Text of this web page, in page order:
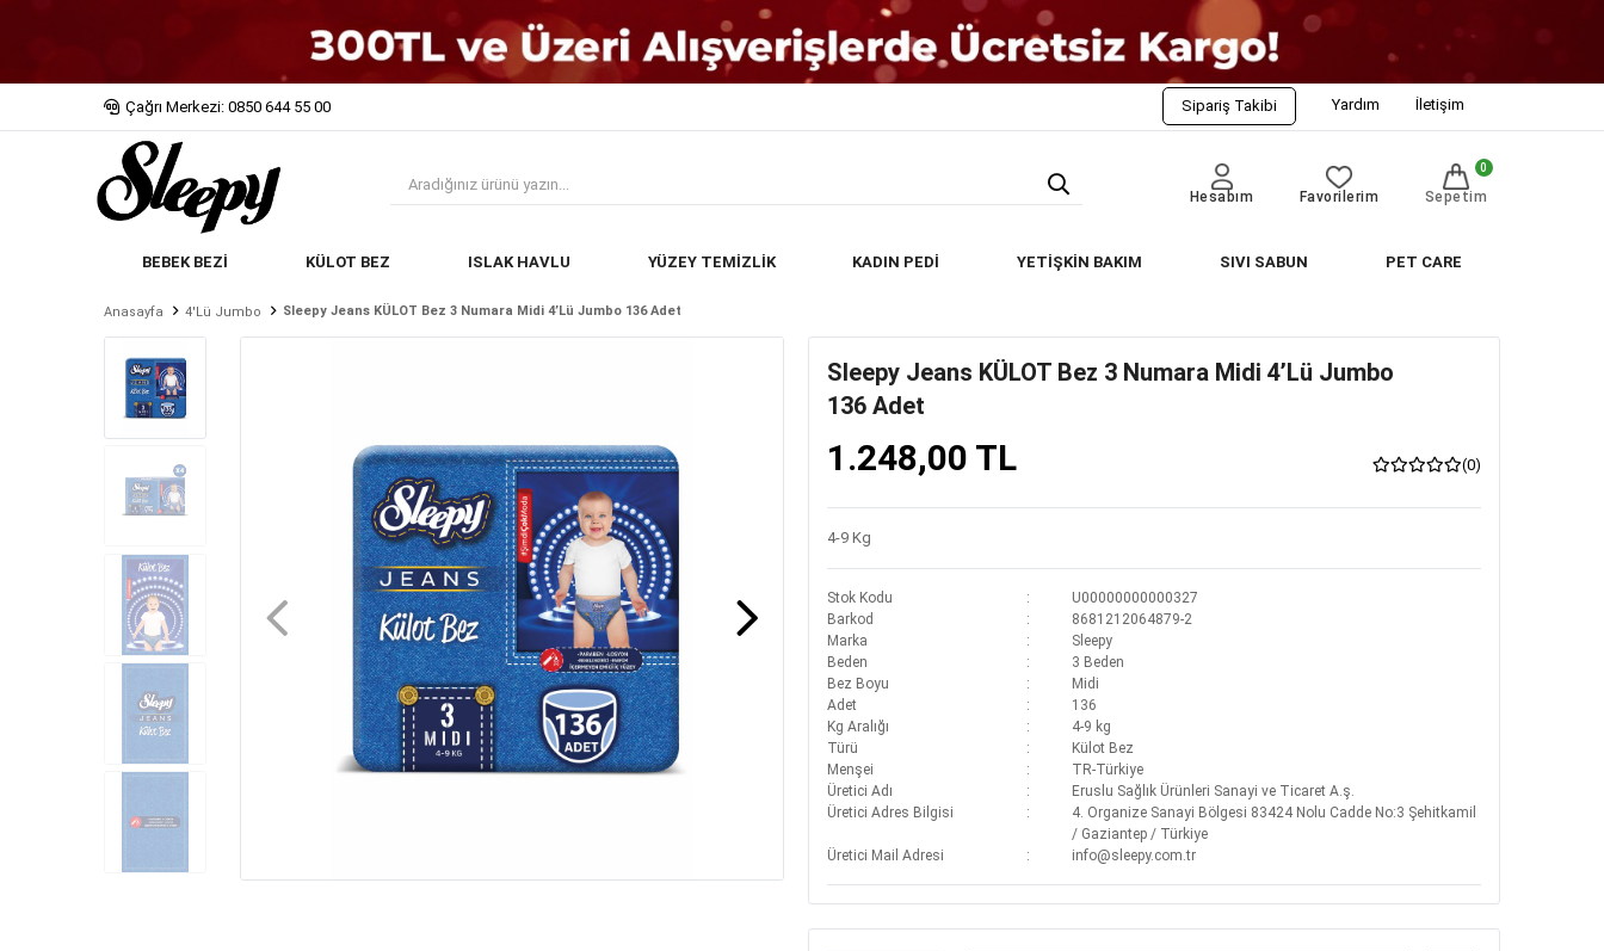
Çağrı Merkezi: 0850 644 55 00 Sipariş Takibi Yardım İletişim
Hesabım Favorilerim Sepetim
0
BEBEK BEZİ KÜLOT BEZ ISLAK HAVLU YÜZEY TEMİZLİK KADIN PEDİ YETİŞKİN BAKIM SIVI SABUN PET CARE
Anasayfa 4'lü Jumbo Sleepy Jeans KÜLOT Bez 3 Numara Midi 4’lü Jumbo 136 Adet
Sleepy Jeans KÜLOT Bez 3 Numara Midi 4’lü Jumbo
136 Adet
1.248,00 TL (0)
4-9 Kg
Stok Kodu
U00000000000327
Barkod
8681212064879-2
Marka
Sleepy
Beden
3 Beden
Bez Boyu
Midi
Adet
136
Kg Aralığı
4-9 kg
Türü
Külot Bez
Menşei
TR-Türkiye
Üretici Adı
Eruslu Sağlık Ürünleri Sanayi ve Ticaret A.ş.
Üretici Adres Bilgisi
4. Organize Sanayi Bölgesi 83424 Nolu Cadde No:3 Şehitkamil
/ Gaziantep / Türkiye
Üretici Mail Adresi
info@sleepy.com.tr